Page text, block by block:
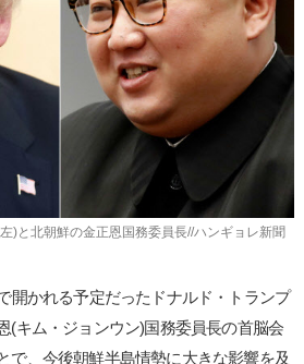
)と北朝鮮の金正恩国務委員長//ハンギョレ新聞
開かれる予定だったドナルド・トランプ
(キム・ジョンウン)国務委員長の首脳会
で、今後朝鮮半島情勢に大きな影響を及